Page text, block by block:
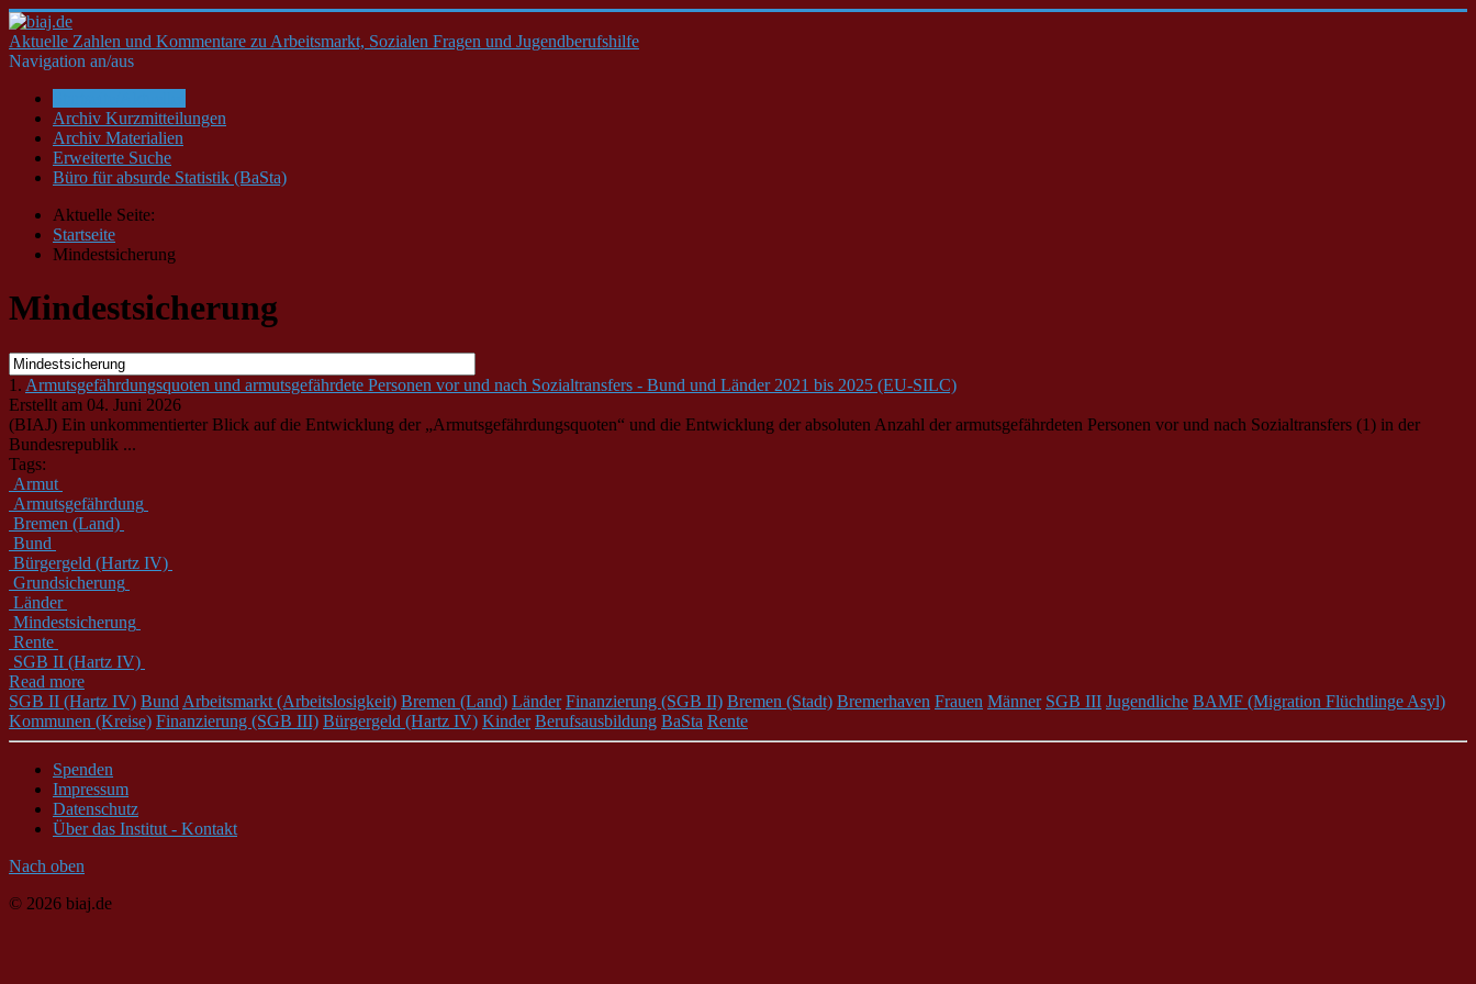
Aktuelle Zahlen und Kommentare zu Arbeitsmarkt, Sozialen Fragen und Jugendberufshilfe
Navigation an/aus
Archiv Kurzmitteilungen
Archiv Materialien
Erweiterte Suche
Büro für absurde Statistik (BaSta)
Aktuelle Seite:
Startseite
Mindestsicherung
Mindestsicherung
1. Armutsgefährdungsquoten und armutsgefährdete Personen vor und nach Sozialtransfers - Bund und Länder 2021 bis 2025 (EU-SILC)
Erstellt am 04. Juni 2026
(BIAJ) Ein unkommentierter Blick auf die Entwicklung der „Armutsgefährdungsquoten“ und die Entwicklung der absoluten Anzahl der armutsgefährdeten Personen vor und nach Sozialtransfers (1) in der
Bundesrepublik ...
Tags:
Armut
Armutsgefährdung
Bremen (Land)
Bund
Bürgergeld (Hartz IV)
Grundsicherung
Länder
Mindestsicherung
Rente
SGB II (Hartz IV)
Read more
SGB II (Hartz IV) Bund Arbeitsmarkt (Arbeitslosigkeit) Bremen (Land) Länder Finanzierung (SGB II) Bremen (Stadt) Bremerhaven Frauen Männer SGB III Jugendliche BAMF (Migration Flüchtlinge Asyl)
Kommunen (Kreise) Finanzierung (SGB III) Bürgergeld (Hartz IV) Kinder Berufsausbildung BaSta Rente
Spenden
Impressum
Datenschutz
Über das Institut - Kontakt
Nach oben
© 2026 biaj.de